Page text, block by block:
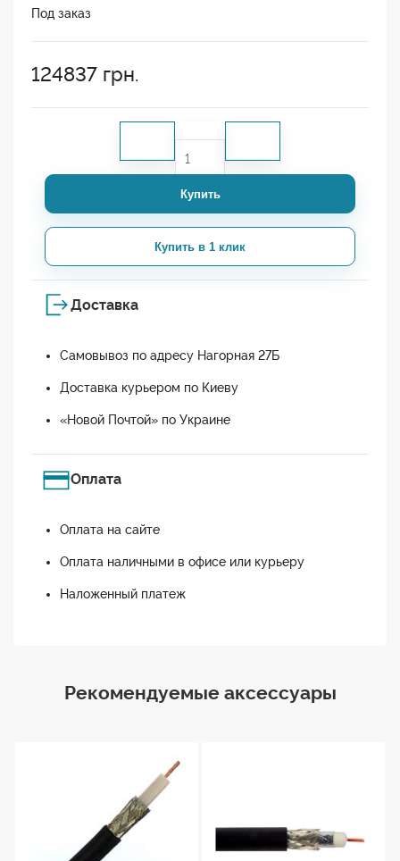
Под заказ
124837 грн.
Купить
Купить в 1 клик
Доставка
Самовывоз по адресу Нагорная 27Б
Доставка курьером по Киеву
«Новой Почтой» по Украине
Оплата
Оплата на сайте
Оплата наличными в офисе или курьеру
Наложенный платеж
Рекомендуемые аксессуары